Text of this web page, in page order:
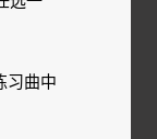
曲中